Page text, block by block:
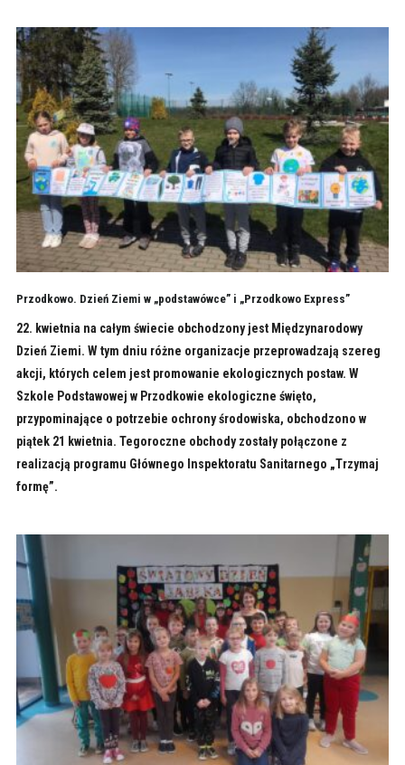
Przodkowo. Dzień Ziemi w „podstawówce” i „Przodkowo Express”
22. kwietnia na całym świecie obchodzony jest Międzynarodowy
Dzień Ziemi. W tym dniu różne organizacje przeprowadzają szereg
akcji, których celem jest promowanie ekologicznych postaw. W
Szkole Podstawowej w Przodkowie ekologiczne święto,
przypominające o potrzebie ochrony środowiska, obchodzono w
piątek 21 kwietnia. Tegoroczne obchody zostały połączone z
realizacją programu Głównego Inspektoratu Sanitarnego „Trzymaj
formę”.